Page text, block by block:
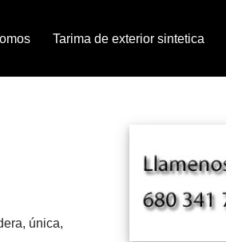
Tarima de exterior sintetica
única,